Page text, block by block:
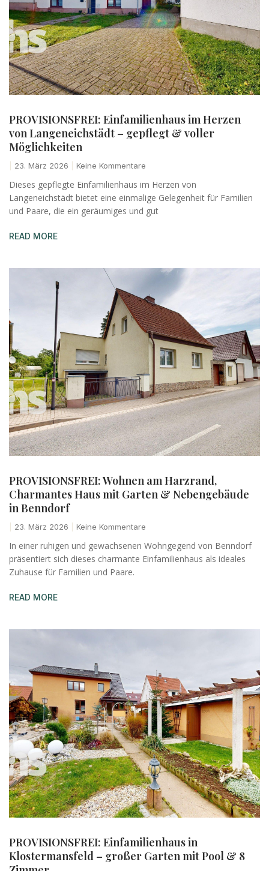
PROVISIONSFREI: Einfamilienhaus im Herzen
von Langeneichstädt – gepflegt & voller
Möglichkeiten
23. März 2026 Keine Kommentare
Dieses gepflegte Einfamilienhaus im Herzen von
Langeneichstädt bietet eine einmalige Gelegenheit für Familien
und Paare, die ein geräumiges und gut
READ MORE
PROVISIONSFREI: Wohnen am Harzrand,
Charmantes Haus mit Garten & Nebengebäude
in Benndorf
23. März 2026 Keine Kommentare
In einer ruhigen und gewachsenen Wohngegend von Benndorf
präsentiert sich dieses charmante Einfamilienhaus als ideales
Zuhause für Familien und Paare.
READ MORE
PROVISIONSFREI: Einfamilienhaus in
Klostermansfeld – großer Garten mit Pool & 8